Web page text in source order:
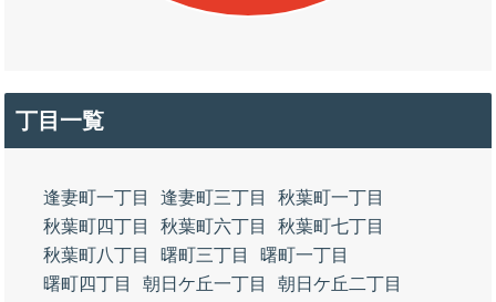
丁目一覧
逢妻町一丁目 逢妻町三丁目
秋葉町一丁目
秋葉町四丁目
秋葉町六丁目
秋葉町七丁目
秋葉町八丁目
曙町三丁目
曙町一丁目
曙町四丁目
朝日ケ丘一丁目
朝日ケ丘二丁目